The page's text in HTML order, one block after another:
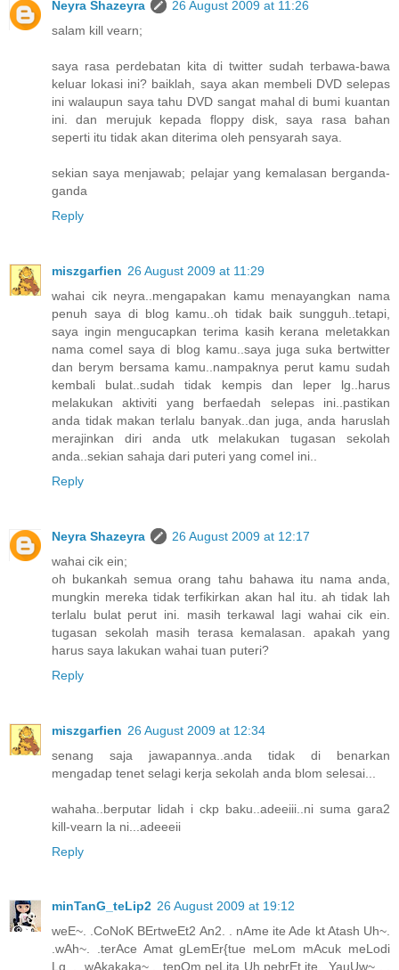
Neyra Shazeyra
26 August 2009 at 11:26
salam kill vearn;
saya rasa perdebatan kita di twitter sudah terbawa-bawa
keluar lokasi ini? baiklah, saya akan membeli DVD selepas
ini walaupun saya tahu DVD sangat mahal di bumi kuantan
ini. dan merujuk kepada floppy disk, saya rasa bahan
seperti itu tidak akan diterima oleh pensyarah saya.
sekian saya menjawab; pelajar yang kemalasan berganda-
ganda
Reply
miszgarfien 26 August 2009 at 11:29
wahai cik neyra..mengapakan kamu menayangkan nama
penuh saya di blog kamu..oh tidak baik sungguh..tetapi,
saya ingin mengucapkan terima kasih kerana meletakkan
nama comel saya di blog kamu..saya juga suka bertwitter
dan berym bersama kamu..nampaknya perut kamu sudah
kembali bulat..sudah tidak kempis dan leper lg..harus
melakukan aktiviti yang berfaedah selepas ini..pastikan
anda tidak makan terlalu banyak..dan juga, anda haruslah
merajinkan diri anda utk melakukan tugasan sekolah
anda..sekian sahaja dari puteri yang comel ini..
Reply
Neyra Shazeyra
26 August 2009 at 12:17
wahai cik ein;
oh bukankah semua orang tahu bahawa itu nama anda,
mungkin mereka tidak terfikirkan akan hal itu. ah tidak lah
terlalu bulat perut ini. masih terkawal lagi wahai cik ein.
tugasan sekolah masih terasa kemalasan. apakah yang
harus saya lakukan wahai tuan puteri?
Reply
miszgarfien 26 August 2009 at 12:34
senang saja jawapannya..anda tidak di benarkan
mengadap tenet selagi kerja sekolah anda blom selesai...
wahaha..berputar lidah i ckp baku..adeeiii..ni suma gara2
kill-vearn la ni...adeeeii
Reply
minTanG_teLip2 26 August 2009 at 19:12
weE~. .CoNoK BErtweEt2 An2. . nAme ite Ade kt Atash Uh~.
.wAh~. .terAce Amat gLemEr{tue meLom mAcuk meLodi
Lg. . .wAkakaka~ . .tepOm peLita Uh pebrEt ite. .YauUw~ . .